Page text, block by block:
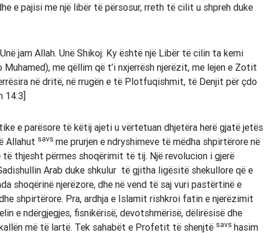
e pajisi me një libër të përsosur, rreth të cilit u shpreh duke
jam Allah. Unë Shikoj. Ky është një Libër të cilin ta kemi
Muhamed), me qëllim që t’i nxjerrësh njerëzit, me lejen e Zotit
në dritë, në rrugën e të Plotfuqishmit, të Denjit për çdo
14:3]
e parësore të këtij ajeti u vërtetuan dhjetëra herë gjatë jetës
Allahut savs me prurjen e ndryshimeve të mëdha shpirtërore në
të thjesht përmes shoqërimit të tij. Një revolucion i gjerë
Arab duke shkulur të gjitha ligësitë shekullore që e
shoqërinë njerëzore, dhe në vend të saj vuri pastërtinë e
shpirtërore. Pra, ardhja e Islamit rishkroi fatin e njerëzimit
e ndërgjegjes, fisnikërisë, devotshmërisë, dëlirësisë dhe
më të lartë. Tek sahabët e Profetit të shenjtë savs hasim